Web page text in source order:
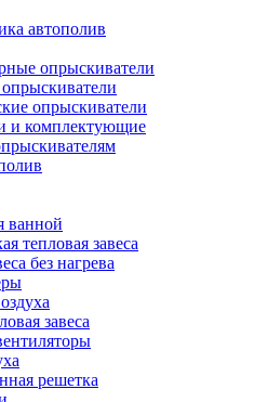
автополив
опрыскиватели
опрыскиватели
и комплектующие
ванной
тепловая завеса
без нагрева
завеса
решетка